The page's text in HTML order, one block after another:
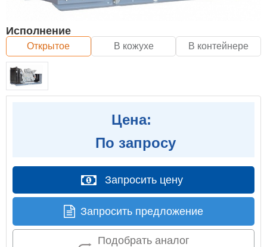
Исполнение
Открытое В кожухе В контейнере
Цена:
По запросу
Запросить цену
Запросить предложение
Подобрать аналог